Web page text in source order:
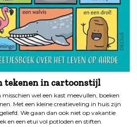
tekenen in cartoonstijl
wel een kast meevullen, boeken
Met een kleine creatieveling in huis zijn
We gaan dan ook niet op vakantie
en een etui vol potloden en stiften.